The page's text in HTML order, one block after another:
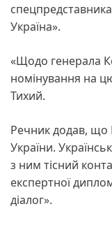
Україна».
«Щодо генерала
номінування на
Тихий.
Речник додав, що
України.
з ним тісний
експертної
діалог».